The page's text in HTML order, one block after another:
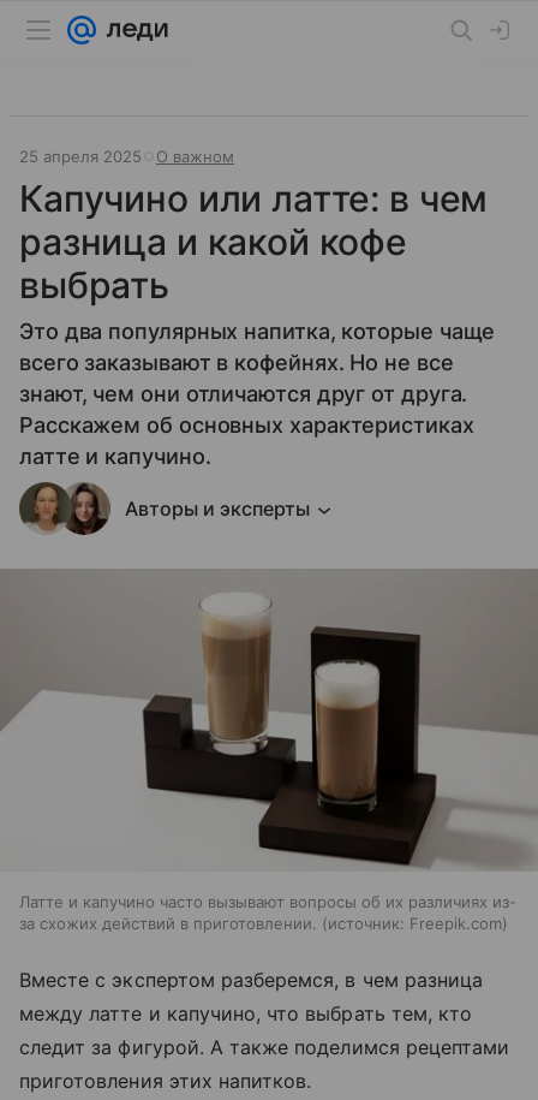
25 апреля 2025 О важном
Капучино или латте: в чем
разница и какой кофе
выбрать
Это два популярных напитка, которые чаще
всего заказывают в кофейнях. Но не все
знают, чем они отличаются друг от друга.
Расскажем об основных характеристиках
латте и капучино.
Авторы и эксперты
Латте и капучино часто вызывают вопросы об их различиях из-
за схожих действий в приготовлении.
источник: Freepik.com
Вместе с экспертом разберемся, в чем разница
между латте и капучино, что выбрать тем, кто
следит за фигурой. А также поделимся рецептами
приготовления этих напитков.